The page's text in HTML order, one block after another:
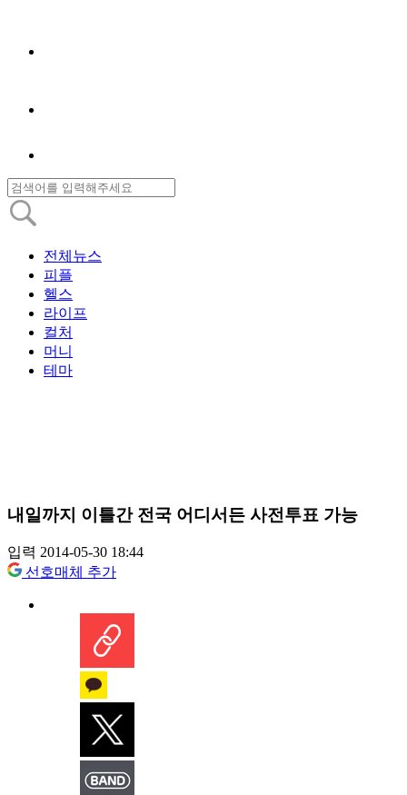
전체뉴스
피플
헬스
라이프
컬처
머니
테마
내일까지 이틀간 전국 어디서든 사전투표 가능
입력 2014-05-30 18:44
선호매체 추가